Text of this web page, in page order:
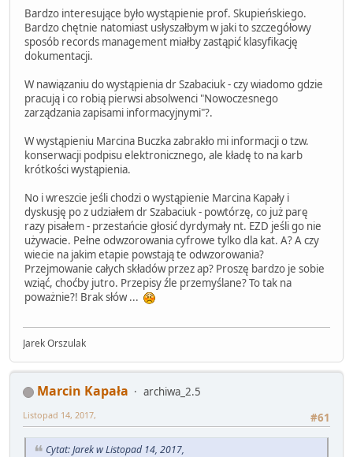
Bardzo interesujące było wystąpienie prof. Skupieńskiego.
Bardzo chętnie natomiast usłyszałbym w jaki to szczegółowy
sposób records management miałby zastąpić klasyfikację
dokumentacji.
W nawiązaniu do wystąpienia dr Szabaciuk - czy wiadomo gdzie
pracują i co robią pierwsi absolwenci "Nowoczesnego
zarządzania zapisami informacyjnymi"?.
W wystąpieniu Marcina Buczka zabrakło mi informacji o tzw.
konserwacji podpisu elektronicznego, ale kładę to na karb
krótkości wystąpienia.
No i wreszcie jeśli chodzi o wystąpienie Marcina Kapały i
dyskusję po z udziałem dr Szabaciuk - powtórzę, co już parę
razy pisałem - przestańcie głosić dyrdymały nt. EZD jeśli go nie
używacie. Pełne odwzorowania cyfrowe tylko dla kat. A? A czy
wiecie na jakim etapie powstają te odwzorowania?
Przejmowanie całych składów przez ap? Proszę bardzo je sobie
wziąć, choćby jutro. Przepisy źle przemyślane? To tak na
poważnie?! Brak słów ...
Jarek Orszulak
Marcin Kapała
archiwa_2.5
#61
Listopad 14, 2017,
Cytat: Jarek w Listopad 14, 2017,